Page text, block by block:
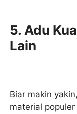
5. Adu
Lain
Biar makin
material